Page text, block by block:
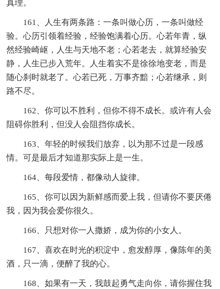
真理。
161、人生有两条路：一条叫做心历，一条叫做经
验。心历引领着经验，经验饱满着心历。心若年青，纵
然经验崎岖，人生与天地不老；心若老去，就算经验安
静，人生已步入荒年。人生着实不是徐徐地变老，而是
随心刹时就老了。心若已死，万事齐黯；心若继承，则
路不尽。
162、你可以不胜利，但你不得不成长。或许有人会
阻碍你胜利，但没人会阻挡你成长。
163、年轻的时候我们放弃，以为那不过是一段感
情。可是最后才知道那实际上是一生。
164、每段爱情，都像动人旋律。
165、你可以因为新鲜感而爱上我，但请你不要厌倦
我，因为我会爱你很久。
166、只想对你一人撒娇，成为你的小女人。
167、喜欢在时光的积淀中，愈发醇厚，像陈年的美
酒，只一滴，便醉了我的心。
168、如果有一天，我鼓起勇气走向你，请你握住我